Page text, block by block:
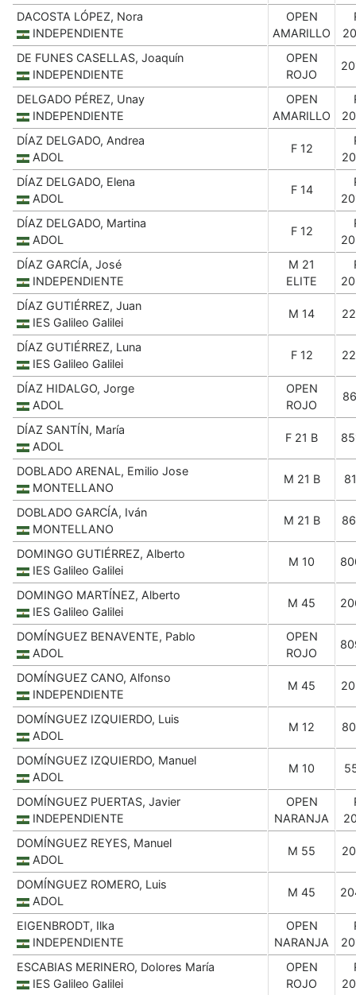
DACOSTA LÓPEZ, Nora
INDEPENDIENTE
OPEN
AMARILLO
DE FUNES CASELLAS, Joaquín
INDEPENDIENTE
OPEN
ROJO
DELGADO PÉREZ, Unay
INDEPENDIENTE
OPEN
AMARILLO
DÍAZ DELGADO, Andrea
ADOL
F 12
DÍAZ DELGADO, Elena
ADOL
F 14
DÍAZ DELGADO, Martina
ADOL
F 12
DÍAZ GARCÍA, José
INDEPENDIENTE
M 21
ELITE
DÍAZ GUTIÉRREZ, Juan
IES Galileo Galilei
M 14
DÍAZ GUTIÉRREZ, Luna
IES Galileo Galilei
F 12
DÍAZ HIDALGO, Jorge
ADOL
OPEN
ROJO
DÍAZ SANTÍN, María
ADOL
F 21 B
DOBLADO ARENAL, Emilio Jose
MONTELLANO
M 21 B
DOBLADO GARCÍA, Iván
MONTELLANO
M 21 B
DOMINGO GUTIÉRREZ, Alberto
IES Galileo Galilei
M 10
DOMINGO MARTÍNEZ, Alberto
IES Galileo Galilei
M 45
DOMÍNGUEZ BENAVENTE, Pablo
ADOL
OPEN
ROJO
DOMÍNGUEZ CANO, Alfonso
INDEPENDIENTE
M 45
DOMÍNGUEZ IZQUIERDO, Luis
ADOL
M 12
DOMÍNGUEZ IZQUIERDO, Manuel
ADOL
M 10
DOMÍNGUEZ PUERTAS, Javier
INDEPENDIENTE
OPEN
NARANJA
DOMÍNGUEZ REYES, Manuel
ADOL
M 55
DOMÍNGUEZ ROMERO, Luis
ADOL
M 45
EIGENBRODT, Ilka
INDEPENDIENTE
OPEN
NARANJA
ESCABIAS MERINERO, Dolores María
IES Galileo Galilei
OPEN
ROJO